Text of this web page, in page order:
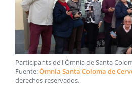
Participants de l'Òmnia de Santa
Fuente:Òmnia Santa Coloma de
derechos reservados.